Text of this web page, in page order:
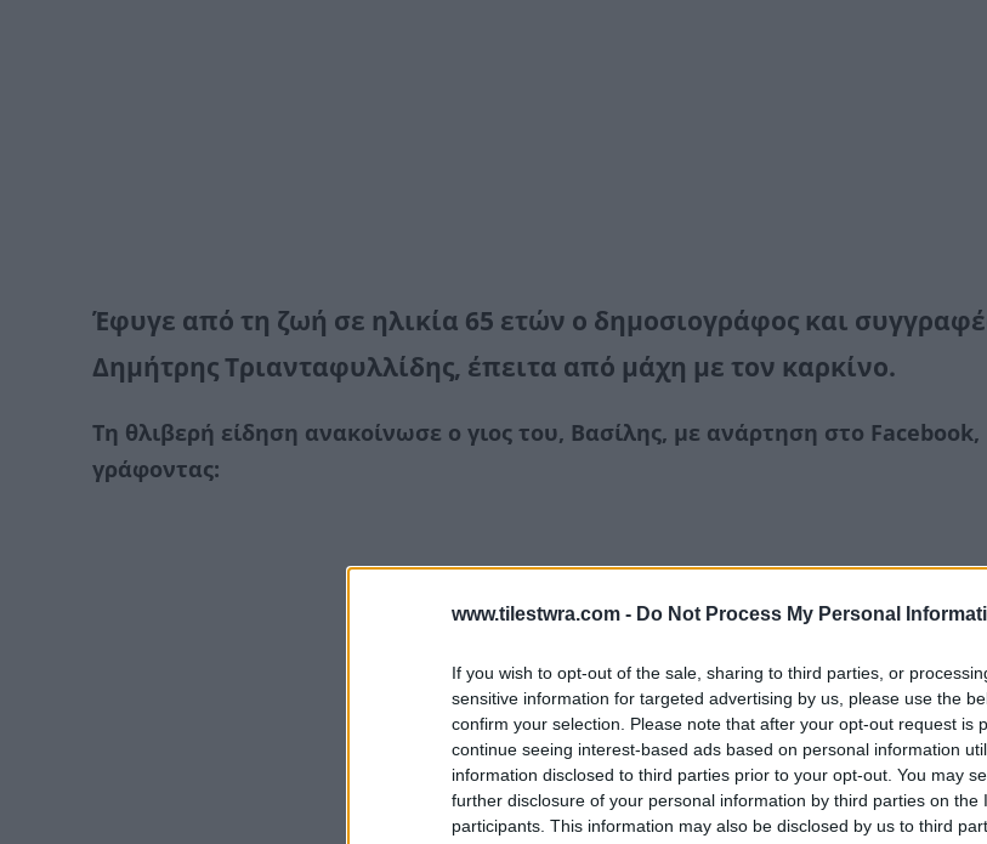
www.tilestwra.com - Do Not Process My Personal
If you wish to opt-out of the sale, sharing to third parties, or
sensitive information for targeted advertising by us, please use the
confirm your selection. Please note that after your opt-out request is
continue seeing interest-based ads based on personal information
information disclosed to third parties prior to your opt-out. You may
further disclosure of your personal information by third parties on the
participants. This information may also be disclosed by us to third
Έφυγε από τη ζωή σε ηλικία 65 ετών ο δημοσιογράφος και
Δημήτρης Τριανταφυλλίδης, έπειτα από μάχη με τον καρκίνο.
Τη θλιβερή είδηση ανακοίνωσε ο γιος του, Βασίλης, με ανάρτηση στο Facebook,
γράφοντας: